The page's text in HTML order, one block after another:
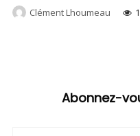
Clément Lhoumeau
Abonnez-